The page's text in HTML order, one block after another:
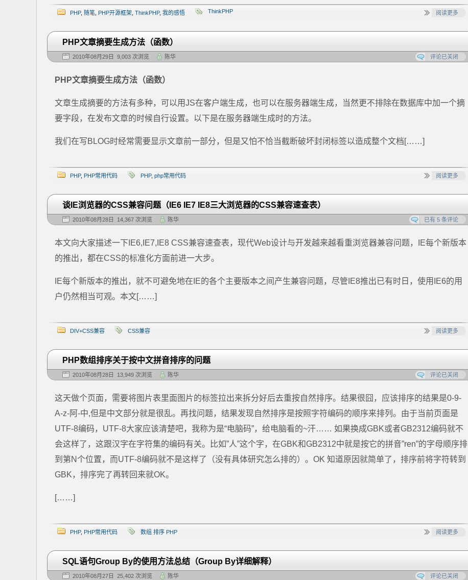
PHP, 随笔 PHP开源框架 ThinkPHP, 我的感悟 ThinkPHP 阅读更多
PHP文章摘要生成方法（函数）
2010年08月29日 9,003 次浏览 陈华 评论已关闭
PHP文章摘要生成方法（函数）
文章生成摘要的方法有多种，可以用JS在客户端生成，也可以在服务器端生成，当然更不排除在数据库中加一个摘
要字段，在发布文章的时候自行设置。以下是在服务器端生成时的方法。
我们在写BLOG时经常需要显示文章前一部分，但是又怕不恰当截断破坏封闭标签以造成整个文档[……]
PHP, PHP常用代码 PHP, php常用代码 阅读更多
谈IE浏览器的CSS兼容问题（IE6 IE7 IE8三大浏览器的CSS兼容速查表）
2010年08月28日 14,367 次浏览 陈华 已有 5 条评论
本文向大家描述一下IE6,IE7,IE8 CSS兼容速查表，现代Web设计与开发越来越看重浏览器兼容问题，IE每个新版本
的推出，都在CSS的标准化方面前进一大步。
IE每个新版本的推出，就不可避免地在IE的各个主要版本之间产生兼容问题，尽管IE8推出已有时日，使用IE6的用
户仍然相当可观。本文[……]
DIV+CSS兼容 CSS兼容 阅读更多
PHP数组排序关于按中文拼音排序的问题
2010年08月28日 13,949 次浏览 陈华 评论已关闭
这天做个页面，需要将图片表里面图片的标签拉出来拆分好后去重按自然排序。结果很囧，应该排序的结果是0-9-
A-z-阿-中,但是中文部分就是很乱。再找问题，结果发现自然排序是按照字符编码的顺序来排列。由于当前页面是
UTF-8编码，UTF-8大家应该清楚吧，我称为是“电脑码”，给电脑看的~汗…… 如果换成GBK或者GB2312编码就不
会这样了，这跟汉字在字符集的编码有关。比如”人”这个字，在GBK和GB2312中就是按它的拼音”ren”的字母顺序排
到第N个位置，而UTF-8编码就不是这样了（没有具体研究怎么排的）。OK 知道原因就简单了，排序前将字符转到
GBK，排序完了再转回来就OK。
[……]
PHP, PHP常用代码 数组 排序 PHP 阅读更多
SQL语句Group By的使用方法总结（Group By详细解释）
2010年08月27日 25,402 次浏览 陈华 评论已关闭